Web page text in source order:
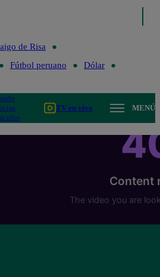
de Risa
Fútbol peruano
Dólar
TV en vivo MENÚ